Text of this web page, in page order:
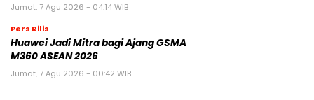
Jumat, 7 Agu 2026 - 04:14 WIB
Pers Rilis
Huawei Jadi Mitra bagi Ajang GSMA
M360 ASEAN 2026
Jumat, 7 Agu 2026 - 00:42 WIB